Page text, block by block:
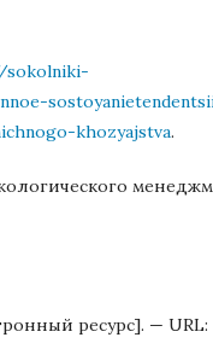
khozyajstva.
ресурс]. — URL: